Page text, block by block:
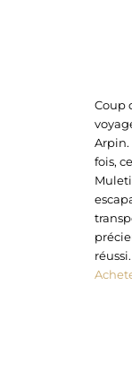
Coup
Arpin.
fois,
réussi.